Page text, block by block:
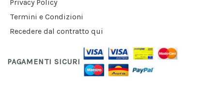
Privacy Policy
Termini e Condizioni
Recedere dal contratto qui
PAGAMENTI SICURI